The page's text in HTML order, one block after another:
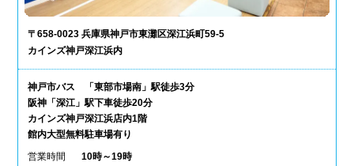
〒658-0023 兵庫県神戸市東灘区深江浜町59-5
カインズ神戸深江浜内
神戸市バス 「東部市場南」駅徒歩3分
阪神「深江」駅下車徒歩20分
カインズ神戸深江浜店内1階
館内大型無料駐車場有り
営業時間
10時～19時